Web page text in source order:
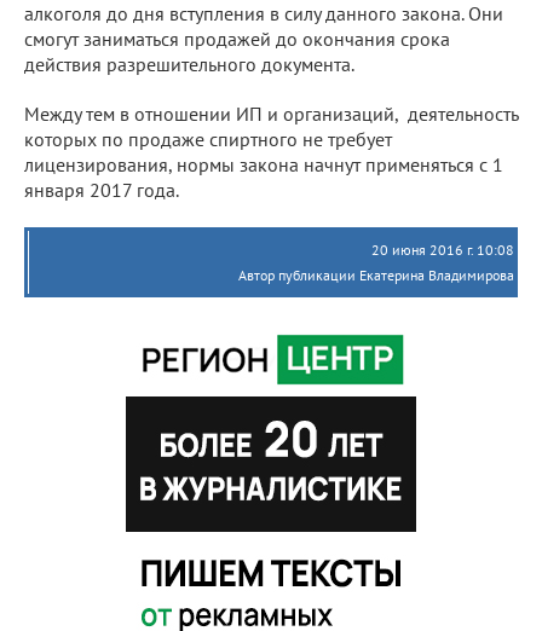
алкоголя до дня вступления в силу данного закона. Они
смогут заниматься продажей до окончания срока
действия разрешительного документа.
Между тем в отношении ИП и организаций, деятельность
которых по продаже спиртного не требует
лицензирования, нормы закона начнут применяться с 1
января 2017 года.
20 июня 2016 г. 10:08
Автор публикации Екатерина Владимирова